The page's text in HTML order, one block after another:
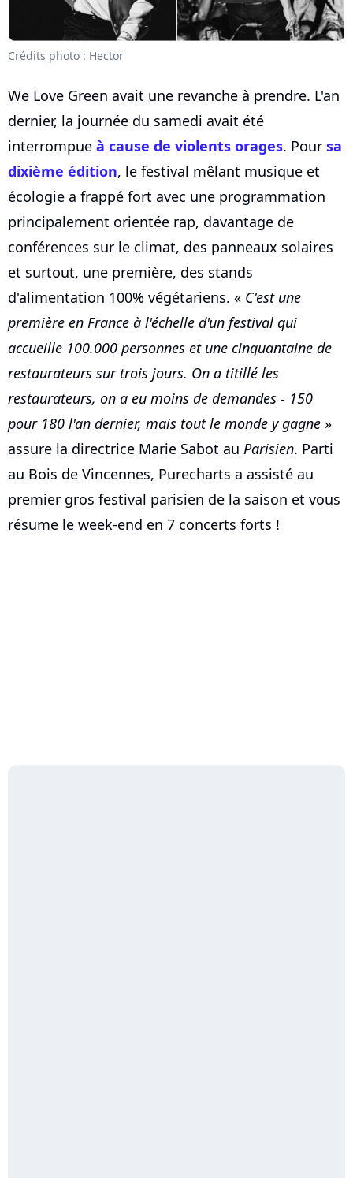
Crédits photo : Hector
We Love Green avait une revanche à prendre. L'an
dernier, la journée du samedi avait été
interrompue à cause de violents orages. Pour sa
dixième édition, le festival mêlant musique et
écologie a frappé fort avec une programmation
principalement orientée rap, davantage de
conférences sur le climat, des panneaux solaires
et surtout, une première, des stands
d'alimentation 100% végétariens. « C'est une
première en France à l'échelle d'un festival qui
accueille 100.000 personnes et une cinquantaine de
restaurateurs sur trois jours. On a titillé les
restaurateurs, on a eu moins de demandes - 150
pour 180 l'an dernier, mais tout le monde y gagne »
assure la directrice Marie Sabot au Parisien. Parti
au Bois de Vincennes, Purecharts a assisté au
premier gros festival parisien de la saison et vous
résume le week-end en 7 concerts forts !